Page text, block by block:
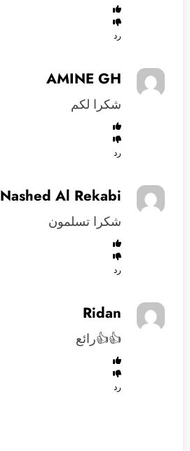
رد
AMINE GH
شكرا لكم
رد
Nashed Al Rekabi
شكرا تسلمون
رد
Ridan
👍👍رائع
رد